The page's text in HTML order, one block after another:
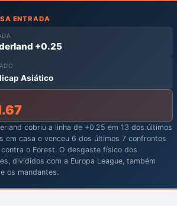
ENTRADA
+0.25
Asiático
cobriu a linha de +0.25 em 13 dos últimos
em casa e venceu 6 dos últimos 7 confrontos
o Forest. O desgaste físico dos
divididos com a Europa League, também
os mandantes.